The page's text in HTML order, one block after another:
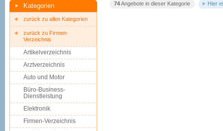
74Angebote in dieser Kategorie Hier
Kategorien
zurück zu allen Kategorien
zurück zu Firmen-
Verzeichnis
Artikelverzeichnis
Arztverzeichnis
Auto und Motor
Büro-Business-
Dienstleistung
Elektronik
Firmen-Verzeichnis